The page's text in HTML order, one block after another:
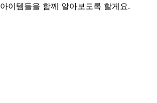
이템들을 함께 알아보도록 할게요.